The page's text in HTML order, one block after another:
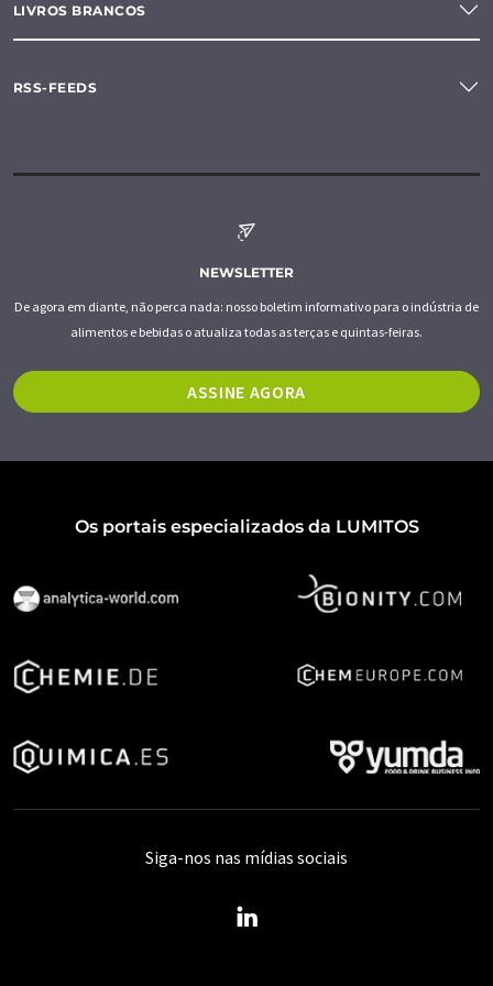
LIVROS BRANCOS
RSS-FEEDS
NEWSLETTER
De agora em diante, não perca nada: nosso boletim informativo para o indústria de
alimentos e bebidas o atualiza todas as terças e quintas-feiras.
ASSINE AGORA
Os portais especializados da LUMITOS
Siga-nos nas mídias sociais